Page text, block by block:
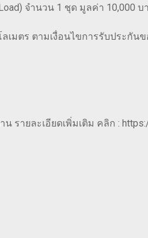
จำนวน 1 ชุด มูลค่า 10,000 บ
เมตร ตามเงื่อนไขการรับประกั
รายละเอียดเพิ่มเติม คลิก :